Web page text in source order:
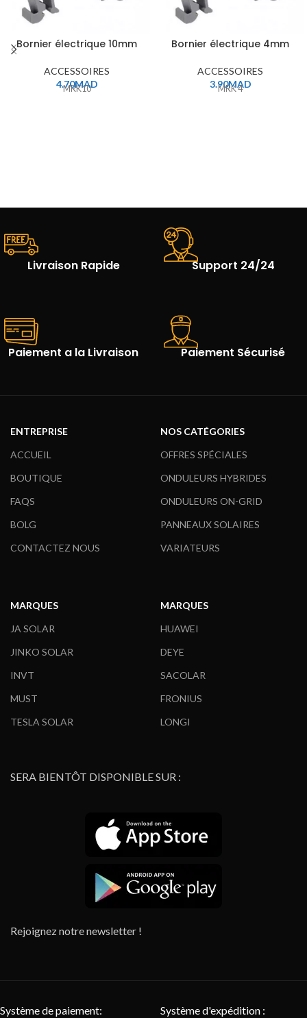
Bornier électrique 10mm
ACCESSOIRES
4.70MAD
MRK10
Bornier électrique 4mm
ACCESSOIRES
3.90MAD
MRK 4
Livraison Rapide Support 24/24
Paiement a la Livraison Paiement Sécurisé
ENTREPRISE
ACCUEIL
BOUTIQUE
FAQS
BOLG
CONTACTEZ NOUS
NOS CATÉGORIES
OFFRES SPÉCIALES
ONDULEURS HYBRIDES
ONDULEURS ON-GRID
PANNEAUX SOLAIRES
VARIATEURS
MARQUES
JA SOLAR
JINKO SOLAR
INVT
MUST
TESLA SOLAR
MARQUES
HUAWEI
DEYE
SACOLAR
FRONIUS
LONGI
SERA BIENTÔT DISPONIBLE SUR :
Rejoignez notre newsletter !
Système de paiement: Système d'expédition :